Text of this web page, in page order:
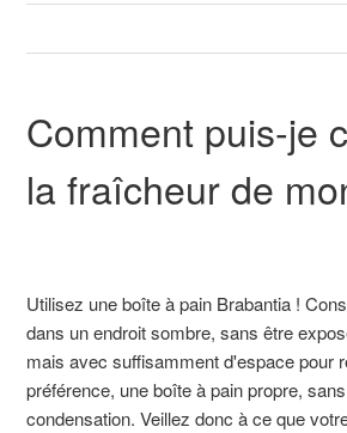
Comment puis-je
la fraîcheur de
Utilisez une boîte à pain Brabantia !
dans un endroit sombre, sans être
mais avec suffisamment d'espace pour
préférence, une boîte à pain propre,
condensation. Veillez donc à ce que